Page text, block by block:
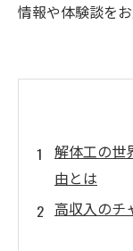
情報や体験談をお
解体工の世
由とは
高収入のチ
未経験か